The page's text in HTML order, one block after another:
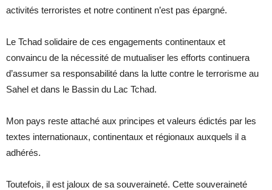
activités terroristes et notre continent n’est pas épargné.
Le Tchad solidaire de ces engagements continentaux et
convaincu de la nécessité de mutualiser les efforts continuera
d’assumer sa responsabilité dans la lutte contre le terrorisme au
Sahel et dans le Bassin du Lac Tchad.
Mon pays reste attaché aux principes et valeurs édictés par les
textes internationaux, continentaux et régionaux auxquels il a
adhérés.
Toutefois, il est jaloux de sa souveraineté. Cette souveraineté